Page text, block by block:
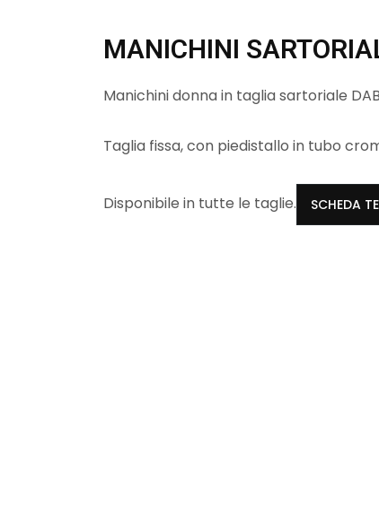
MANICHINI
Manichini donna in taglia sartoriale
Taglia fissa, con piedistallo in tubo
Disponibile in tutte le taglie. SCHEDA